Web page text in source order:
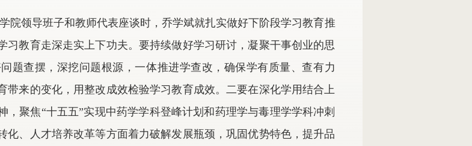
院领导班子和教师代表座谈时，乔学斌就扎实做好下阶段学习教育推
习教育走深走实上下功夫。要持续做好学习研讨，凝聚干事创业的思
题查摆，深挖问题根源，一体推进学查改，确保学有质量、查有力
带来的变化，用整改成效检验学习教育成效。二要在深化学用结合上
聚焦“十五五”实现中药学学科登峰计划和药理学与毒理学学科冲刺
化、人才培养改革等方面着力破解发展瓶颈，巩固优势特色，提升品